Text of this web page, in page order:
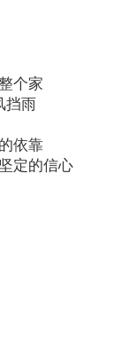
个家
挡雨
依靠
定的信心